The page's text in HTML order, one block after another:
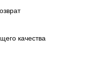
качества